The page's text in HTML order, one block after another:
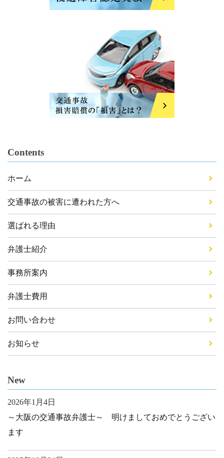
Contents
ホーム
交通事故の被害に遭われた方へ
選ばれる理由
弁護士紹介
事務所案内
弁護士費用
お問い合わせ
お知らせ
New
2026年1月4日
～大阪の交通事故弁護士～ 明けましておめでとうござい
ます